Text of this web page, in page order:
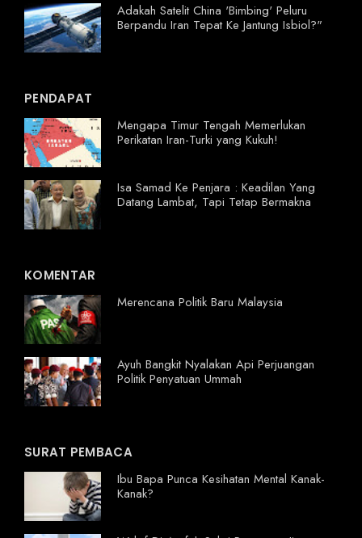
Adakah Satelit China 'Bimbing' Peluru
Berpandu Iran Tepat Ke Jantung Isbiol?"
PENDAPAT
Mengapa Timur Tengah Memerlukan
Perikatan Iran-Turki yang Kukuh!
Isa Samad Ke Penjara : Keadilan Yang
Datang Lambat, Tapi Tetap Bermakna
KOMENTAR
Merencana Politik Baru Malaysia
Ayuh Bangkit Nyalakan Api Perjuangan
Politik Penyatuan Ummah
SURAT PEMBACA
Ibu Bapa Punca Kesihatan Mental Kanak-
Kanak?